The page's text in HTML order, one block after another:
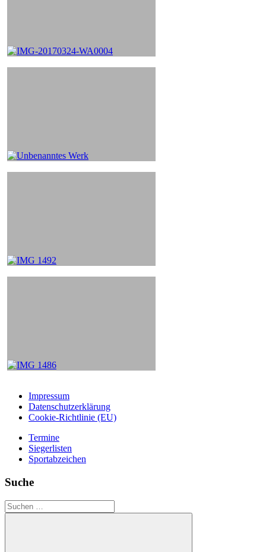
Impressum
Datenschutzerklärung
Cookie-Richtlinie (EU)
Termine
Siegerlisten
Sportabzeichen
Suche
Suchen
nach: